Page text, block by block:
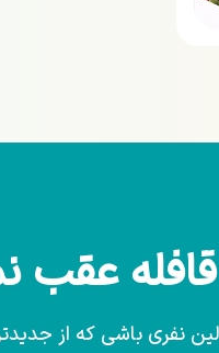
عقب
نفری باشی که از